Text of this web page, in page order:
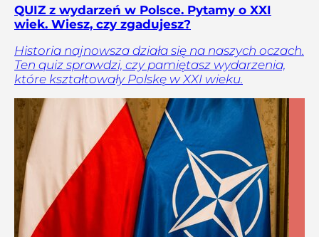
QUIZ z wydarzeń w Polsce. Pytamy o XXI
wiek. Wiesz, czy zgadujesz?
Historia najnowsza działa się na naszych oczach.
Ten quiz sprawdzi, czy pamiętasz wydarzenia,
które kształtowały Polskę w XXI wieku.